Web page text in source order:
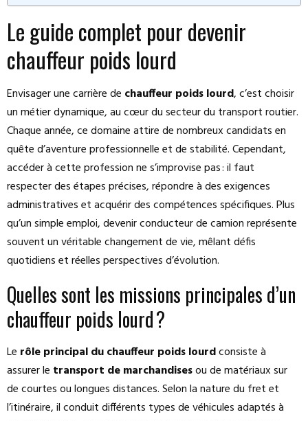
Le guide complet pour devenir
chauffeur poids lourd
Envisager une carrière de chauffeur poids lourd, c’est choisir
un métier dynamique, au cœur du secteur du transport routier.
Chaque année, ce domaine attire de nombreux candidats en
quête d’aventure professionnelle et de stabilité. Cependant,
accéder à cette profession ne s’improvise pas : il faut
respecter des étapes précises, répondre à des exigences
administratives et acquérir des compétences spécifiques. Plus
qu’un simple emploi, devenir conducteur de camion représente
souvent un véritable changement de vie, mêlant défis
quotidiens et réelles perspectives d’évolution.
Quelles sont les missions principales d’un
chauffeur poids lourd ?
Le rôle principal du chauffeur poids lourdconsiste à
assurer le transport de marchandisesou de matériaux sur
de courtes ou longues distances. Selon la nature du fret et
l’itinéraire, il conduit différents types de véhicules adaptés à